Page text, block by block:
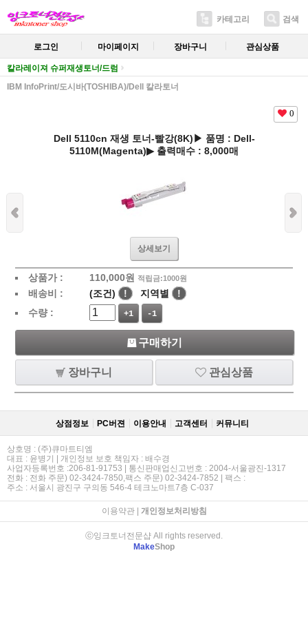
카테고리 검색
로그인 마이페이지 장바구니 관심상품
칼라레이져 슈퍼재생토너/드럼
IBM InfoPrint/도시바(TOSHIBA)/Dell 칼라토너
0
Dell 5110cn 재생 토너-빨강(8K)▶ 품명 : Dell-
5110M(Magenta)▶ 출력매수 : 8,000매
상세보기
상품가 : 110,000원 적립금:1000원
배송비 : (조건) ! 지역별
!
수량 :
+1 -1
구매하기
장바구니 관심상품
상점정보 PC버젼 이용안내 고객센터 커뮤니티
상호명 : (주)큐마트티엠
대표 : 윤병기 | 개인정보 보호 책임자 : 배수경
사업자등록번호 :206-81-91753 | 통신판매업신고번호 : 2004-서울광진-1317
전화 : 전화 주문) 02-3424-7850,팩스 주문) 02-3424-7852 | 팩스 :
주소 : 서울시 광진구 구의동 546-4 테크노마트7층 C-037
이용약관| 개인정보처리방침
ⓒ잉크토너전문샵 All rights reserved.
MakeShop